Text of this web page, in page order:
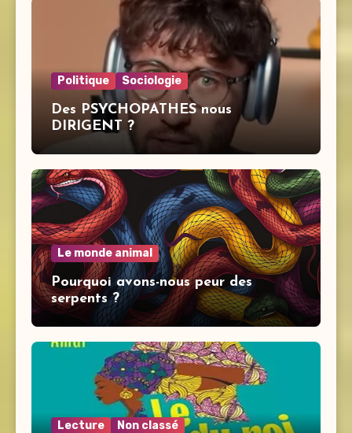
Politique Sociologie
Des PSYCHOPATHES nous
DIRIGENT ?
Le monde animal
Pourquoi avons-nous peur des
serpents ?
Lecture Non classé